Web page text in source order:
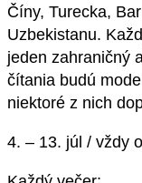
Číny, Turecka,
Uzbekistanu.
jeden zahraničný
čítania budú
niektoré z nich
4. – 13. júl / vždy